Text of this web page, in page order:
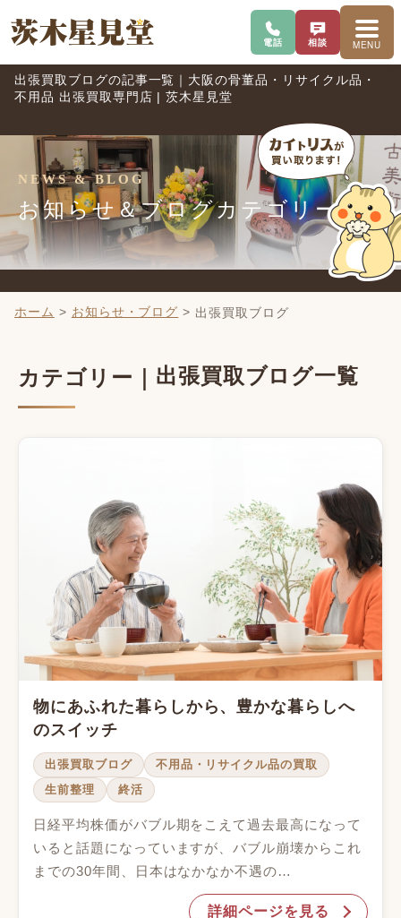
電話で問い合わせ
電話 査定を相談
相談 MENUメニ
出張買取ブログの記事一覧｜大阪の骨董品・リサイクル品・
不用品 出張買取専門店 | 茨木星見堂
NEWS & BLOG
お知らせ＆ブログカテゴリー
ホーム > お知らせ・ブログ > 出張買取ブログ
カテゴリー｜ 出張買取ブログ一覧
物にあふれた暮らしから、豊かな暮らしへ
のスイッチ
出張買取ブログ
不用品・リサイクル品の買取
生前整理
終活
日経平均株価がバブル期をこえて過去最高になって
いると話題になっていますが、バブル崩壊からこれ
までの30年間、日本はなかなか不遇の…
詳細ページを見る